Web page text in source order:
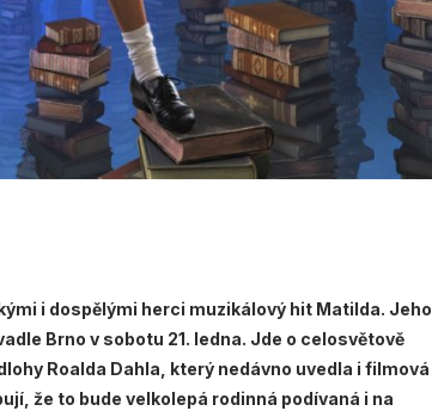
i dospělými herci muzikálový hit Matilda. Jeho
Brno v sobotu 21. ledna. Jde o celosvětově
Roalda Dahla, který nedávno uvedla i filmová
že to bude velkolepá rodinná podívaná i na